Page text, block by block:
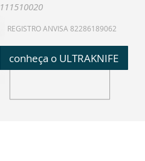
111510020
REGISTRO ANVISA 82286189062
conheça o ULTRAKNIFE